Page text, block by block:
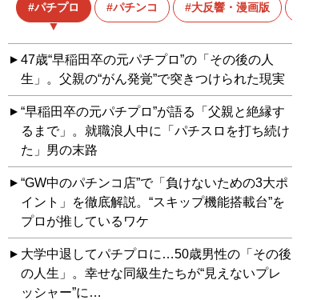
パチプロ パチンコ 大反響・漫画版
47歳“早稲田卒の元パチプロ”の「その後の人
生」。父親の“がん発覚”で突きつけられた現実
“早稲田卒の元パチプロ”が語る「父親と絶縁す
るまで」。就職浪人中に「パチスロを打ち続け
た」男の末路
“GW中のパチンコ店”で「負けないための3大ポ
イント」を徹底解説。“スキップ機能搭載台”を
プロが推しているワケ
大学中退してパチプロに…50歳男性の「その後
の人生」。幸せな同級生たちが“見えないプレ
ッシャー”に…